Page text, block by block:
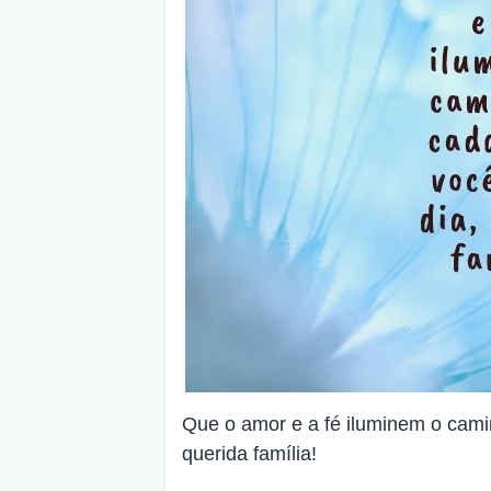
Que o amor e a fé iluminem o
querida família!